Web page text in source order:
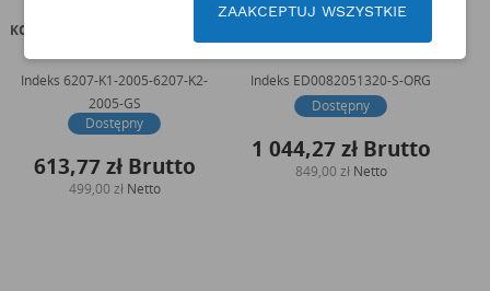
KOMATSU KOMPLET USZCZELEK
Indeks 6207-K1-2005-6207-K2-
2005-GS
Dostępny
613,77 złBrutto
499,00 zł Netto
GÓRA SILNIKA KDI2504M...
Indeks ED0082051320-S-ORG
Dostępny
1 044,27 złBrutto
849,00 zł Netto
ZAAKCEPTUJ WSZYSTKIE